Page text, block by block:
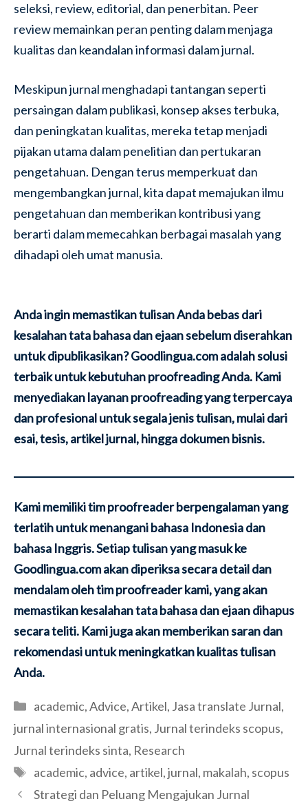
seleksi, review, editorial, dan penerbitan. Peer
review memainkan peran penting dalam menjaga
kualitas dan keandalan informasi dalam jurnal.
Meskipun jurnal menghadapi tantangan seperti
persaingan dalam publikasi, konsep akses terbuka,
dan peningkatan kualitas, mereka tetap menjadi
pijakan utama dalam penelitian dan pertukaran
pengetahuan. Dengan terus memperkuat dan
mengembangkan jurnal, kita dapat memajukan ilmu
pengetahuan dan memberikan kontribusi yang
berarti dalam memecahkan berbagai masalah yang
dihadapi oleh umat manusia.
Anda ingin memastikan tulisan Anda bebas dari
kesalahan tata bahasa dan ejaan sebelum diserahkan
untuk dipublikasikan? Goodlingua.com adalah solusi
terbaik untuk kebutuhan proofreading Anda. Kami
menyediakan layanan proofreading yang terpercaya
dan profesional untuk segala jenis tulisan, mulai dari
esai, tesis, artikel jurnal, hingga dokumen bisnis.
Kami memiliki tim proofreader berpengalaman yang
terlatih untuk menangani bahasa Indonesia dan
bahasa Inggris. Setiap tulisan yang masuk ke
Goodlingua.com akan diperiksa secara detail dan
mendalam oleh tim proofreader kami, yang akan
memastikan kesalahan tata bahasa dan ejaan dihapus
secara teliti. Kami juga akan memberikan saran dan
rekomendasi untuk meningkatkan kualitas tulisan
Anda.
Categories
academic,Advice,Artikel, Jasa translate Jurnal,
jurnal internasional gratis, Jurnal terindeks scopus,
Jurnal terindeks sinta, Research
Tags
academic, advice, artikel,jurnal, makalah, scopus
Strategi dan Peluang Mengajukan Jurnal